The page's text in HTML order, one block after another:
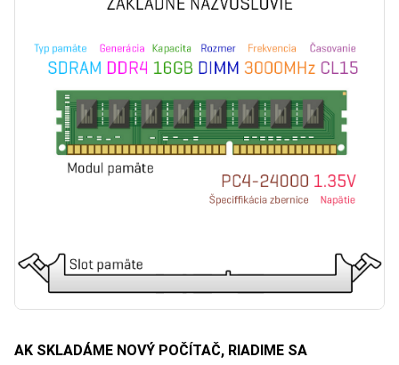
AK SKLADÁME NOVÝ POČÍTAČ, RIADIME SA